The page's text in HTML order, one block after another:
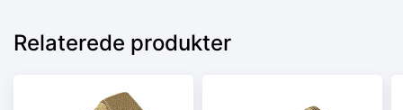
Relaterede produkter